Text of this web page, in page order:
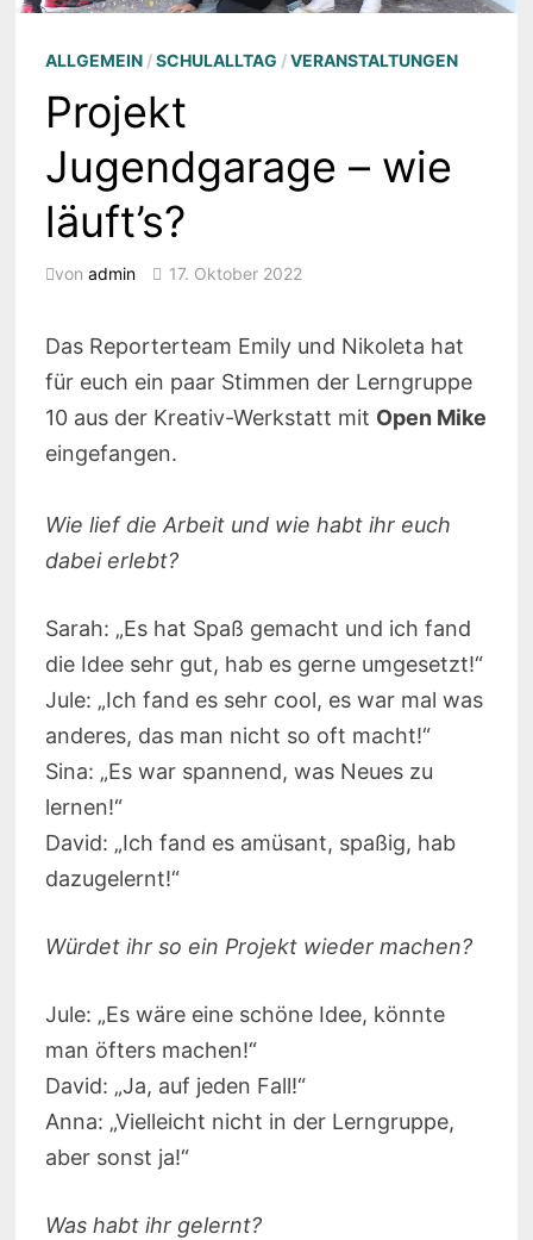
ALLGEMEIN/SCHULALLTAG /VERANSTALTUNGEN
Projekt
Jugendgarage – wie
läuft’s?
von admin 17. Oktober 2022
Das Reporterteam Emily und Nikoleta hat
für euch ein paar Stimmen der Lerngruppe
10 aus der Kreativ-Werkstatt mit Open Mike
eingefangen.
Wie lief die Arbeit und wie habt ihr euch
dabei erlebt?
Sarah: „Es hat Spaß gemacht und ich fand
die Idee sehr gut, hab es gerne umgesetzt!“
Jule: „Ich fand es sehr cool, es war mal was
anderes, das man nicht so oft macht!“
Sina: „Es war spannend, was Neues zu
lernen!“
David: „Ich fand es amüsant, spaßig, hab
dazugelernt!“
Würdet ihr so ein Projekt wieder machen?
Jule: „Es wäre eine schöne Idee, könnte
man öfters machen!“
David: „Ja, auf jeden Fall!“
Anna: „Vielleicht nicht in der Lerngruppe,
aber sonst ja!“
Was habt ihr gelernt?